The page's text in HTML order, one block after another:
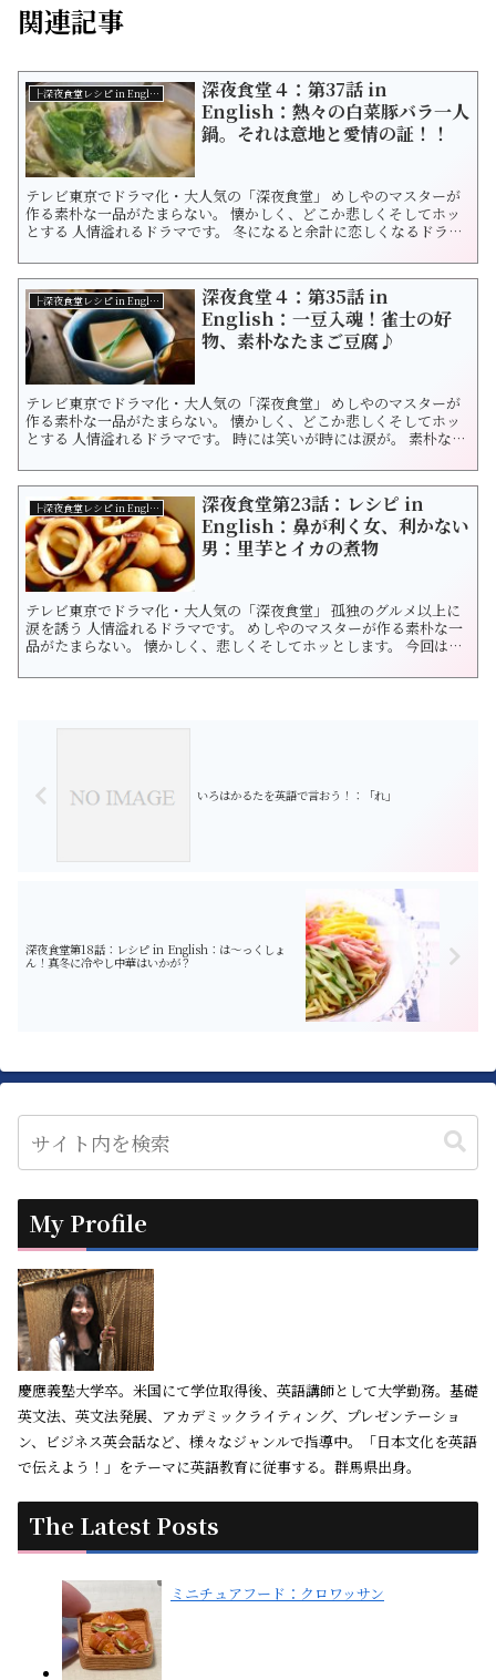
関連記事
├深夜食堂レシピ in English
深夜食堂４：第37話 in
English：熱々の白菜豚バラ一人
鍋。それは意地と愛情の証！！
テレビ東京でドラマ化・大人気の「深夜食堂」 めしやのマスターが
作る素朴な一品がたまらない。 懐かしく、どこか悲しくそしてホッ
とする 人情溢れるドラマです。 冬になると余計に恋しくなるドラマ
詰まっています。 今回は「白菜と豚バラの一人鍋」です。 ...
├深夜食堂レシピ in English
深夜食堂４：第35話 in
English：一豆入魂！雀士の好
物、素朴なたまご豆腐♪
テレビ東京でドラマ化・大人気の「深夜食堂」 めしやのマスターが
作る素朴な一品がたまらない。 懐かしく、どこか悲しくそしてホッ
とする 人情溢れるドラマです。 時には笑いが時には涙が。 素朴な料
に食べ方を真似して人も多いのでは？ 雀士の...
├深夜食堂レシピ in English
深夜食堂第23話：レシピ in
English：鼻が利く女、利かない
男：里芋とイカの煮物
テレビ東京でドラマ化・大人気の「深夜食堂」 孤独のグルメ以上に
涙を誘う 人情溢れるドラマです。 めしやのマスターが作る素朴な一
品がたまらない。 懐かしく、悲しくそしてホッとします。 今回は興
イカの煮物」です。 里芋を甘くほっくり美味しく煮る...
いろはかるたを英語で言おう！：「れ」
深夜食堂第18話：レシピ in English：は〜っくしょ
ん！真冬に冷やし中華はいかが？
My Profile
慶應義塾大学卒。米国にて学位取得後、英語講師として大学勤務。基礎
英文法、英文法発展、アカデミックライティング、プレゼンテーショ
ン、ビジネス英会話など、様々なジャンルで指導中。「日本文化を英語
で伝えよう！」をテーマに英語教育に従事する。群馬県出身。
The Latest Posts
ミニチュアフード：クロワッサン